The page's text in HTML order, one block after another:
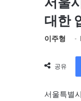
대한
이주형
공유
서울특별